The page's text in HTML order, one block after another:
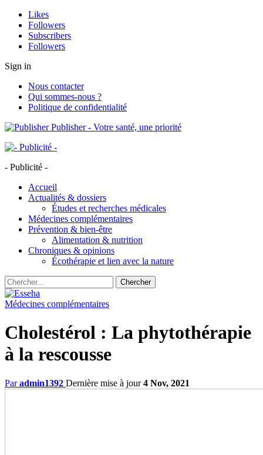
Likes
Followers
Subscribers
Followers
Sign in
Nous contacter
Qui sommes-nous ?
Politique de confidentialité
Publisher - Votre santé, une priorité
- Publicité -
Accueil
Actualités & dossiers
Études et recherches médicales
Médecines complémentaires
Prévention & bien-être
Alimentation & nutrition
Chroniques & opinions
Écothérapie et lien avec la nature
Médecines complémentaires
Cholestérol : La phytothérapie
à la rescousse
Paradmin1392 Dernière mise à jour4 Nov, 2021